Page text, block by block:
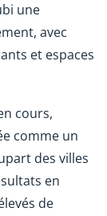
une
avec
et espaces
cours,
comme un
des villes
en
de